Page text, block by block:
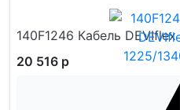
140F1246 Кабель
20 516 р